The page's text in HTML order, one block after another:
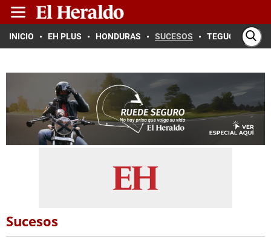
INICIO EH PLUS HONDURAS SUCESOS TEGUCIGALPA
Sucesos